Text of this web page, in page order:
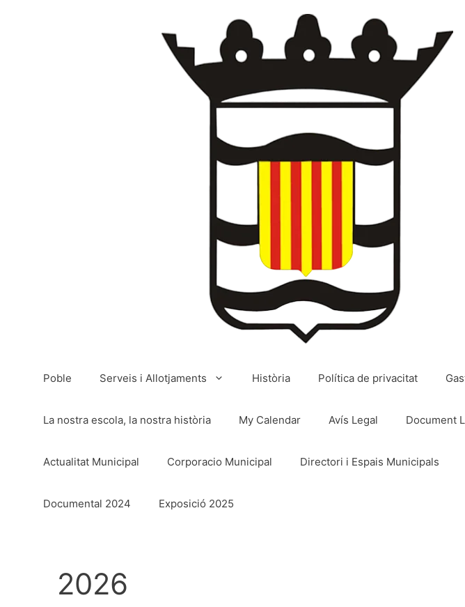
Poble Serveis i Allotjaments Història Política de privacitat
La nostra escola, la nostra història My Calendar Avís Legal Document
Actualitat Municipal Corporacio Municipal Directori i Espais Municipals
Documental 2024 Exposició 2025
2026